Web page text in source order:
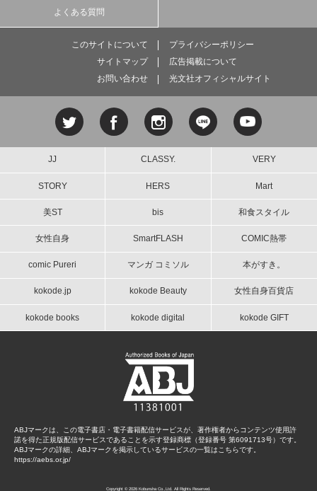
よくある質問
このサイトについて
プライバシーポリシー
サイトマップ
広告掲載について
お問い合わせ
光文社オフィシャルサイト
JJ CLASSY. VERY
STORY HERS Mart
美ST bis 和食スタイル
女性自身 SmartFLASH COMIC熱帯
comic Pureri マンガ コミソル 本がすき。
kokode.jp kokode Beauty 女性自身百貨店
kokode books kokode digital kokode GIFT
ABJマークは、この電子書店・電子書籍配信サービスが、著作権者からコンテンツ使用許
諾を得た正規版配信サービスであることを示す登録商標（登録番号 第6091713号）です。
ABJマークの詳細、ABJマークを掲示しているサービスの一覧はこちらです。
https://aebs.or.jp/
Copyright © 2026 Kobunsha Co.,Ltd. All Rights Reserved.